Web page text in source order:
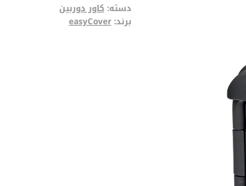
دسته:کاور دوربین
برند:easyCover